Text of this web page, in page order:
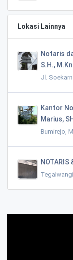
Lokasi Lainnya
Notaris
S.H., M.Kn
Jl.
Kantor
Marius,
Bumirejo,
NOTARIS